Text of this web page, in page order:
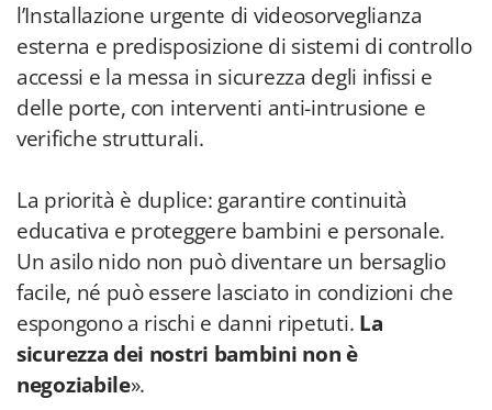
l’Installazione urgente di videosorveglianza
esterna e predisposizione di sistemi di controllo
accessi e la messa in sicurezza degli infissi e
delle porte, con interventi anti-intrusione e
verifiche strutturali.
La priorità è duplice: garantire continuità
educativa e proteggere bambini e personale.
Un asilo nido non può diventare un bersaglio
facile, né può essere lasciato in condizioni che
espongono a rischi e danni ripetuti. La
sicurezza dei nostri bambini non è
negoziabile».